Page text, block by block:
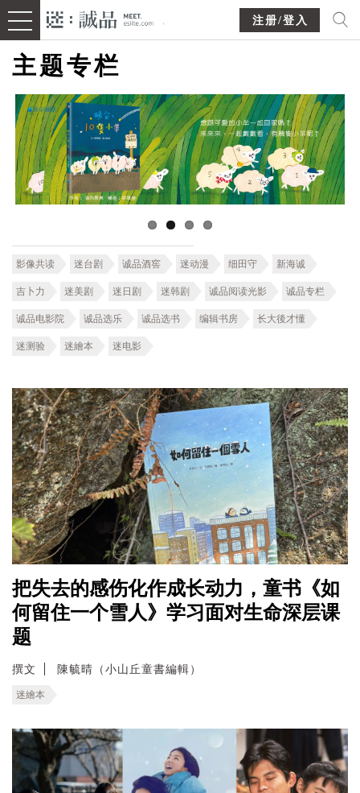
注册/登入
主题专栏
影像共读 迷台剧 诚品酒窖 迷动漫 细田守 新海诚
吉卜力 迷美剧 迷日剧 迷韩剧 诚品阅读光影 诚品专栏
诚品电影院 诚品选乐 诚品选书 编辑书房 长大後才懂
迷测验 迷繪本 迷电影
把失去的感伤化作成长动力，童书《如
何留住一个雪人》学习面对生命深层课
题
撰文 陳毓晴（小山丘童書編輯）
迷繪本